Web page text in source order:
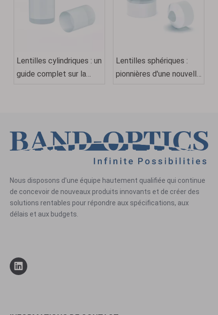
Lentilles cylindriques : un
guide complet sur la
Lentilles sphériques :
pionnières d'une nouvelle
Nous disposons d'une équipe hautement qualifiée qui continue
de concevoir de nouveaux produits innovants et de créer des
solutions rentables pour répondre aux spécifications, aux
délais et aux budgets.